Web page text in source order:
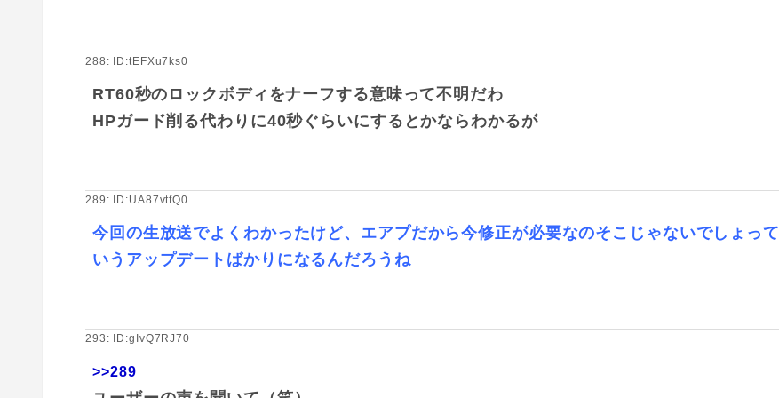
288: ID:tEFXu7ks0
RT60秒のロックボディをナーフする意味って不明だわ
HPガード削る代わりに40秒ぐらいにするとかならわかるが
289: ID:UA87vtfQ0
今回の生放送でよくわかったけど、エアプだから今修正が必要なのそこじゃないでしょって
いうアップデートばかりになるんだろうね
293: ID:gIvQ7RJ70
>>289